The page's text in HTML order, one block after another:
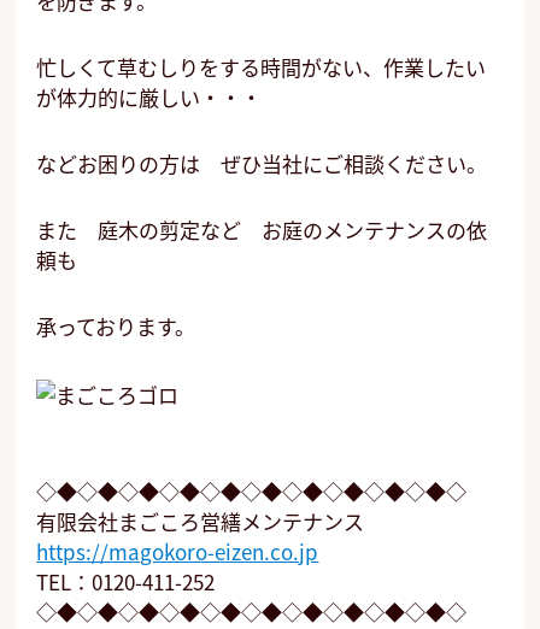
忙しくて草むしりをする時間がない、作業したい
が体力的に厳しい・・・
などお困りの方は ぜひ当社にご相談ください。
また 庭木の剪定など お庭のメンテナンスの依
頼も
承っております。
◇◆◇◆◇◆◇◆◇◆◇◆◇◆◇◆◇◆◇◆◇
有限会社まごころ営繕メンテナンス
https://magokoro-eizen.co.jp
TEL：0120-411-252
◇◆◇◆◇◆◇◆◇◆◇◆◇◆◇◆◇◆◇◆◇